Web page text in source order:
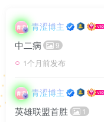
青涩博主
中二病 9
1个月前发布
青涩博主
英雄联盟首胜 1